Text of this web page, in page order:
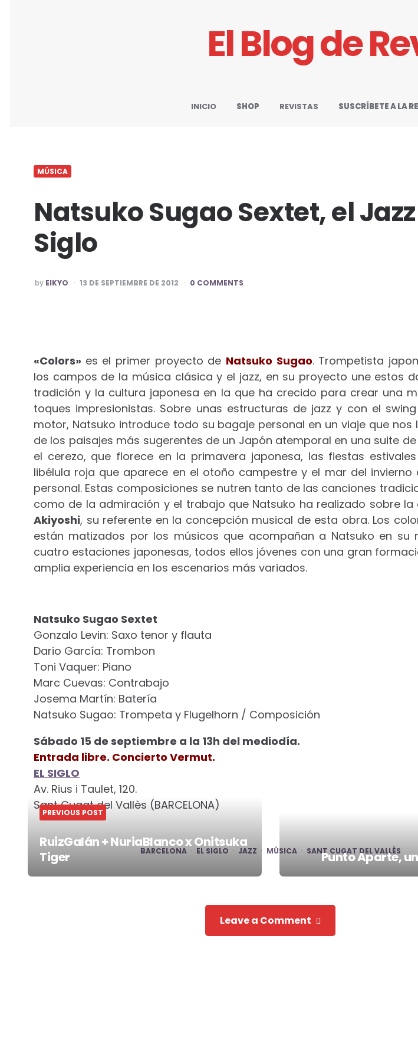
El Blog de
INICIO SHOP REVISTAS SUSCRÍBETE A LA
MÚSICA
Natsuko Sugao Sextet, el Jazz
Siglo
POSTED
BY
by EIKYO 13 DE SEPTIEMBRE DE 2012 0 COMMENTS
«Colors» es el primer proyecto de Natsuko Sugao. Trompetista
los campos de la música clásica y el jazz, en su proyecto une estos
tradición y la cultura japonesa en la que ha crecido para crear una
toques impresionistas. Sobre unas estructuras de jazz y con el
motor, Natsuko introduce todo su bagaje personal en un viaje que nos
de los paisajes más sugerentes de un Japón atemporal en una suite
el cerezo, que florece en la primavera japonesa, las fiestas
libélula roja que aparece en el otoño campestre y el mar del invierno
personal. Estas composiciones se nutren tanto de las canciones
como de la admiración y el trabajo que Natsuko ha realizado sobre la
Akiyoshi, su referente en la concepción musical de esta obra. Los
están matizados por los músicos que acompañan a Natsuko en su
cuatro estaciones japonesas, todos ellos jóvenes con una gran
amplia experiencia en los escenarios más variados.
Natsuko Sugao Sextet
Gonzalo Levin: Saxo tenor y flauta
Dario García: Trombon
Toni Vaquer: Piano
Marc Cuevas: Contrabajo
Josema Martín: Batería
Natsuko Sugao: Trompeta y Flugelhorn / Composición
Sábado 15 de septiembre a la 13h del mediodía.
Entrada libre. Concierto Vermut.
EL SIGLO
Av. Rius i Taulet, 120.
Sant Cugat del Vallès (BARCELONA)
BARCELONA EL SIGLO JAZZ MÚSICA SANT CUGAT DEL VALLÈS
Post
PREVIOUS POST
RuizGalán + NuriaBlanco x Onitsuka
Tiger
Punto Aparte,
Leave a Comment